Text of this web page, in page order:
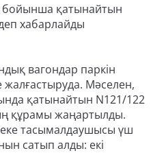
бойынша қатынайтын
хабарлайды
вагондар паркін
жалғастыруда. Мәселен,
қатынайтын N121/122
құрамы жаңартылды.
тасымалдаушысы үш
сатып алды: екі